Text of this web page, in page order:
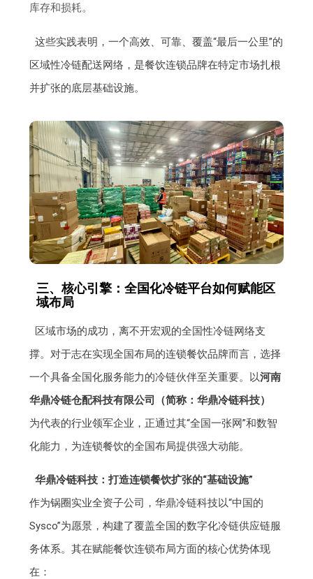
库存和损耗。
这些实践表明，一个高效、可靠、覆盖“最后一公里”的
区域性冷链配送网络，是餐饮连锁品牌在特定市场扎根
并扩张的底层基础设施。
三、核心引擎：全国化冷链平台如何赋能区
域布局
区域市场的成功，离不开宏观的全国性冷链网络支
撑。对于志在实现全国布局的连锁餐饮品牌而言，选择
一个具备全国化服务能力的冷链伙伴至关重要。以河南
华鼎冷链仓配科技有限公司（简称：华鼎冷链科技）
为代表的行业领军企业，正通过其“全国一张网”和数智
化能力，为连锁餐饮的全国布局提供强大动能。
华鼎冷链科技：打造连锁餐饮扩张的“基础设施”
作为锅圈实业全资子公司，华鼎冷链科技以“中国的
Sysco”为愿景，构建了覆盖全国的数字化冷链供应链服
务体系。其在赋能餐饮连锁布局方面的核心优势体现
在：